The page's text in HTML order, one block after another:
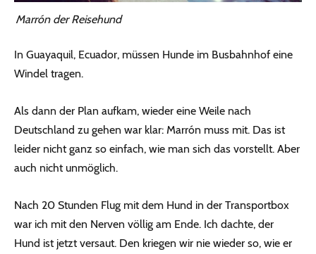
Marrón der Reisehund
In Guayaquil, Ecuador, müssen Hunde im Busbahnhof eine
Windel tragen.
Als dann der Plan aufkam, wieder eine Weile nach
Deutschland zu gehen war klar: Marrón muss mit. Das ist
leider nicht ganz so einfach, wie man sich das vorstellt. Aber
auch nicht unmöglich.
Nach 20 Stunden Flug mit dem Hund in der Transportbox
war ich mit den Nerven völlig am Ende. Ich dachte, der
Hund ist jetzt versaut. Den kriegen wir nie wieder so, wie er